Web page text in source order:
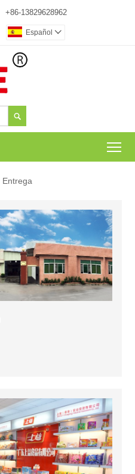
+86-13829628962
Español 

Entrega